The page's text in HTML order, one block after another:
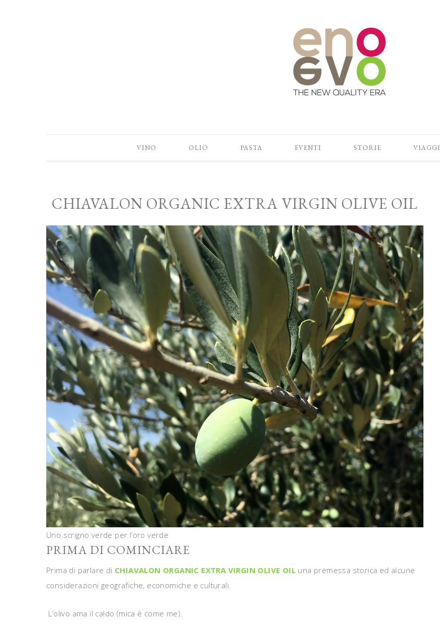
VINO OLIO PASTA EVENTI STORIE VIAGGI
CHIAVALON ORGANIC EXTRA VIRGIN OLIVE OIL
Uno scrigno verde per l’oro verde
PRIMA DI COMINCIARE
Prima di parlare di CHIAVALON ORGANIC EXTRA VIRGIN OLIVE OIL una premessa storica ed alcune
considerazioni geografiche, economiche e culturali.
L’olivo ama il caldo (mica è come me).